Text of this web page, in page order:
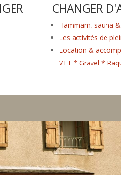
CHANGER
Hammam, sauna
Les activités de
Location &
VTT * Gravel *